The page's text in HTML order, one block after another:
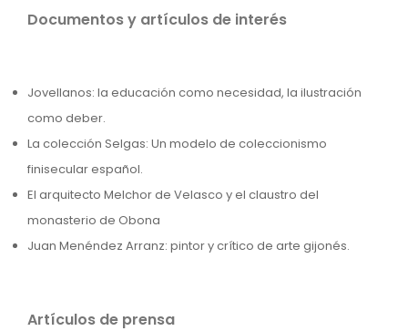
Documentos y artículos de interés
Jovellanos: la educación como necesidad, la ilustración
como deber.
La colección Selgas: Un modelo de coleccionismo
finisecular español.
El arquitecto Melchor de Velasco y el claustro del
monasterio de Obona
Juan Menéndez Arranz: pintor y crítico de arte gijonés.
Artículos de prensa